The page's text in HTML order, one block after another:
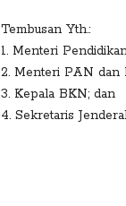
Tembusan Yth.:
1. Menteri
2. Menteri PAN dan
3. Kepala BKN; dan
4. Sekretaris